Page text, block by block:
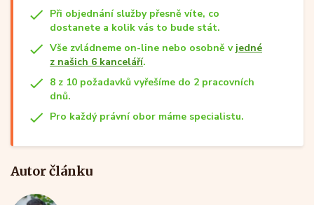
Při objednání služby přesně víte, co
dostanete a kolik vás to bude stát.
Vše zvládneme on-line nebo osobně v jedné
z našich 6 kanceláří.
8 z 10 požadavků vyřešíme do 2 pracovních
dnů.
Pro každý právní obor máme specialistu.
Autor článku